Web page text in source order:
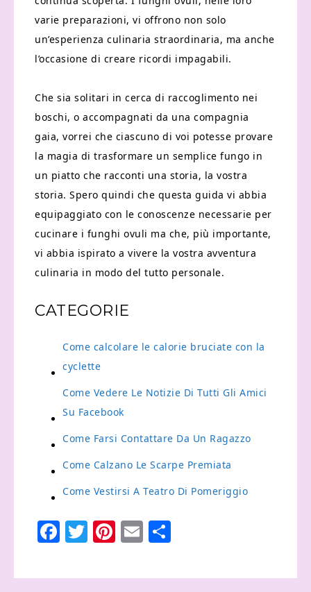
varie preparazioni, vi offrono non solo
un’esperienza culinaria straordinaria, ma anche
l’occasione di creare ricordi impagabili.
Che sia solitari in cerca di raccoglimento nei
boschi, o accompagnati da una compagnia
gaia, vorrei che ciascuno di voi potesse provare
la magia di trasformare un semplice fungo in
un piatto che racconti una storia, la vostra
storia. Spero quindi che questa guida vi abbia
equipaggiato con le conoscenze necessarie per
cucinare i funghi ovuli ma che, più importante,
vi abbia ispirato a vivere la vostra avventura
culinaria in modo del tutto personale.
CATEGORIE
Come calcolare le calorie bruciate con la
cyclette
Come Vedere Le Notizie Di Tutti Gli Amici
Su Facebook
Come Farsi Contattare Da Un Ragazzo
Come Calzano Le Scarpe Premiata
Come Vestirsi A Teatro Di Pomeriggio
Facebook
Twitter
Pinterest
Email